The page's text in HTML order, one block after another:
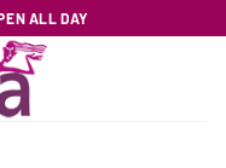
ALL DAY